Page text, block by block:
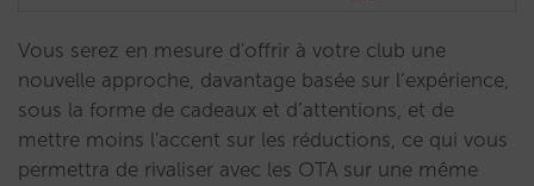
Vous serez en mesure d'offrir à votre club une
nouvelle approche, davantage basée sur l’expérience,
sous la forme de cadeaux et d’attentions, et de
mettre moins l'accent sur les réductions, ce qui vous
permettra de rivaliser avec les OTA sur une même